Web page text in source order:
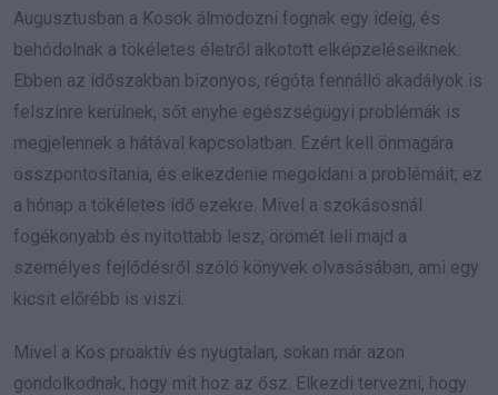
Augusztusban a Kosok álmodozni fognak egy ideig, és
behódolnak a tökéletes életről alkotott elképzeléseiknek.
Ebben az időszakban bizonyos, régóta fennálló akadályok is
felszínre kerülnek, sőt enyhe egészségügyi problémák is
megjelennek a hátával kapcsolatban. Ezért kell önmagára
összpontosítania, és elkezdenie megoldani a problémáit; ez
a hónap a tökéletes idő ezekre. Mivel a szokásosnál
fogékonyabb és nyitottabb lesz, örömét leli majd a
személyes fejlődésről szóló könyvek olvasásában, ami egy
kicsit előrébb is viszi.
Mivel a Kos proaktív és nyugtalan, sokan már azon
gondolkodnak, hogy mit hoz az ősz. Elkezdi tervezni, hogy